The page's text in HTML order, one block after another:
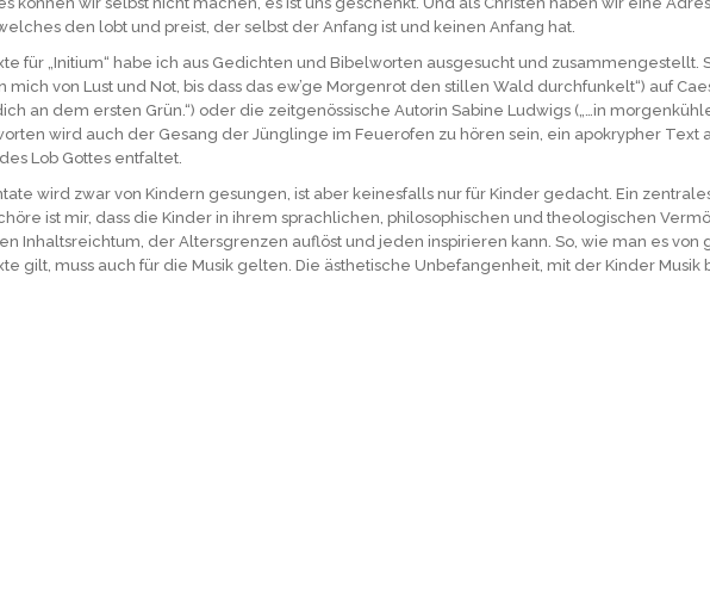
den lobt und preist, der selbst der Anfang ist und keinen Anfang hat.
für „Initium“ habe ich aus Gedichten und Bibelworten ausgesucht und zusammengestellt.
mich von Lust und Not, bis dass das ew’ge Morgenrot den stillen Wald durchfunkelt“) auf
an dem ersten Grün.“) oder die zeitgenössische Autorin Sabine Ludwigs („…in
wird auch der Gesang der Jünglinge im Feuerofen zu hören sein, ein apokrypher
Lob Gottes entfaltet.
wird zwar von Kindern gesungen, ist aber keinesfalls nur für Kinder gedacht. Ein
ist mir, dass die Kinder in ihrem sprachlichen, philosophischen und theologischen
Inhaltsreichtum, der Altersgrenzen auflöst und jeden inspirieren kann. So, wie man es
gilt, muss auch für die Musik gelten. Die ästhetische Unbefangenheit, mit der Kinder